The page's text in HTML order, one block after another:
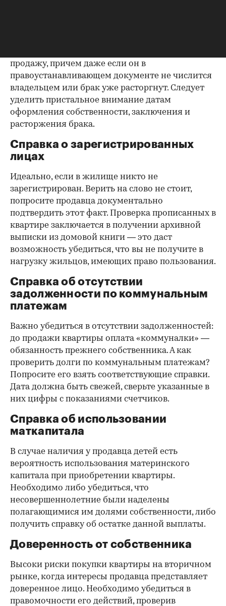
продажу, причем даже если он в
правоустанавливающем документе не числится
владельцем или брак уже расторгнут. Следует
уделить пристальное внимание датам
оформления собственности, заключения и
расторжения брака.
Справка о зарегистрированных
лицах
Идеально, если в жилище никто не
зарегистрирован. Верить на слово не стоит,
попросите продавца документально
подтвердить этот факт. Проверка прописанных в
квартире заключается в получении архивной
выписки из домовой книги — это даст
возможность убедиться, что вы не получите в
нагрузку жильцов, имеющих право пользования.
Справка об отсутствии
задолженности по коммунальным
платежам
Важно убедиться в отсутствии задолженностей:
до продажи квартиры оплата «коммуналки» —
обязанность прежнего собственника. А как
проверить долги по коммунальным платежам?
Попросите его взять соответствующие справки.
Дата должна быть свежей, сверьте указанные в
них цифры с показаниями счетчиков.
Справка об использовании
маткапитала
В случае наличия у продавца детей есть
вероятность использования материнского
капитала при приобретении квартиры.
Необходимо либо убедиться, что
несовершеннолетние были наделены
полагающимися им долями собственности, либо
получить справку об остатке данной выплаты.
Доверенность от собственника
Высоки риски покупки квартиры на вторичном
рынке, когда интересы продавца представляет
доверенное лицо. Необходимо убедиться в
правомочности его действий, проверив